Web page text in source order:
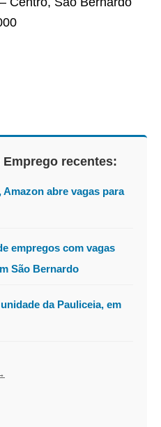
recentes:
abre vagas para
empregos com vagas
São Bernardo
da Pauliceia, em